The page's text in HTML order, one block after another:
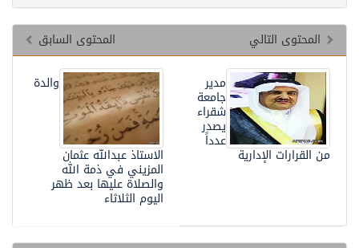
المحتوى السابق
المحتوى التالي
والدة
الاستاذ عبدالله عثمان
المزيني في ذمة الله
والصلاة عليها بعد ظهر
اليوم الثلاثاء
مدير
جامعة
شقراء
يصدر
عدداً
من القرارات الإدارية